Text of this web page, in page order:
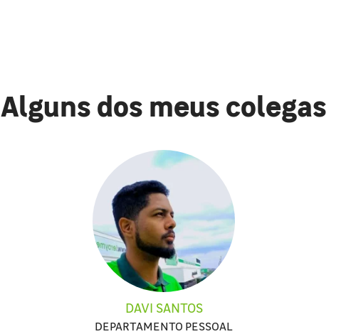
Alguns dos meus colegas
DAVI SANTOS
DEPARTAMENTO PESSOAL